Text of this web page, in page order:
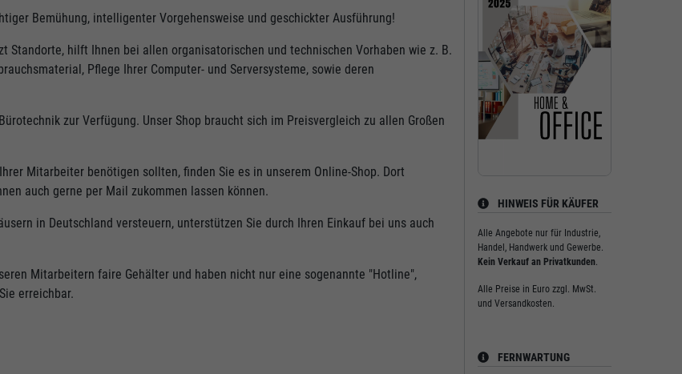
Bemühung, intelligenter Vorgehensweise und geschickter Ausführung!
Standorte, hilft Ihnen bei allen organisatorischen und technischen Vorhaben wie z. B.
Pflege Ihrer Computer- und Serversysteme, sowie deren
zur Verfügung. Unser Shop braucht sich im Preisvergleich zu allen Großen
Mitarbeiter benötigen sollten, finden Sie es in unserem Online-Shop. Dort
auch gerne per Mail zukommen lassen können.
in Deutschland versteuern, unterstützen Sie durch Ihren Einkauf bei uns auch
Mitarbeitern faire Gehälter und haben nicht nur eine sogenannte "Hotline",
erreichbar.
HINWEIS FÜR KÄUFER
Alle Angebote nur für Industrie,
Handel, Handwerk und Gewerbe.
Kein Verkauf an Privatkunden.
Alle Preise in Euro zzgl. MwSt.
und Versandkosten.
FERNWARTUNG